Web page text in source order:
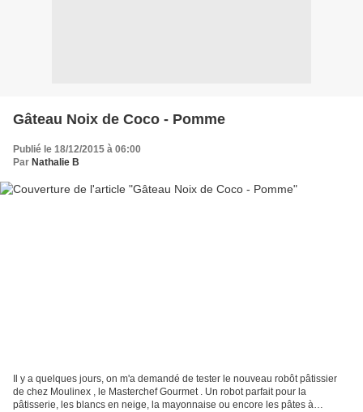
Gâteau Noix de Coco - Pomme
Publié le 18/12/2015 à 06:00
Par Nathalie B
Il y a quelques jours, on m'a demandé de tester le nouveau robôt pâtissier
de chez Moulinex , le Masterchef Gourmet . Un robot parfait pour la
pâtisserie, les blancs en neige, la mayonnaise ou encore les pâtes à